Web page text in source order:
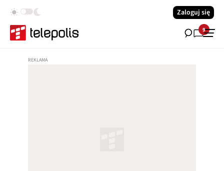
Zaloguj się
9